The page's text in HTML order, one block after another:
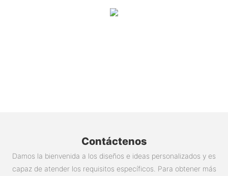
Contáctenos
Damos la bienvenida a los diseños e ideas personalizados y es
capaz de atender los requisitos específicos. Para obtener más